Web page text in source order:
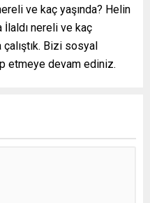
ve kaç yaşında? Helin
İlaldı nereli ve kaç
çalıştık. Bizi sosyal
etmeye devam ediniz.